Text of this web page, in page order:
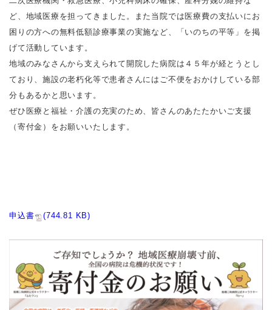
ど、地域医療を担ってきました。また当院では医療費の支払いにお
困りの方への無料低額診療事業の実施など、「いのちの平等」を掲
げて活動しています。
地域のみなさんから支えられて開院した病院は４５年が経とうとし
ており、施設の老朽化等で患者さんにはご不便をおかけしている部
分もあるかと思います。
ぜひ医療と福祉・介護の充実のため、皆さんのあたたかいご支援
（寄付金）をお願いいたします。
申込書 (744.81 KB)